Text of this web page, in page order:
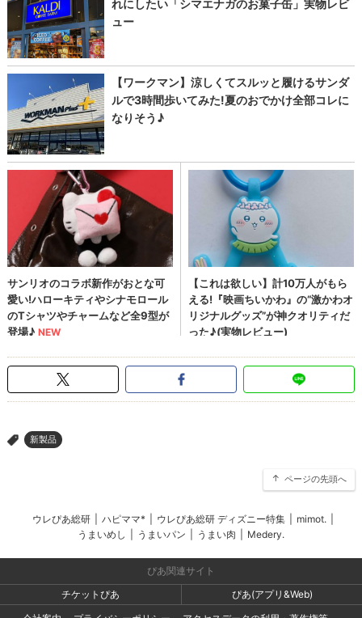
> 新製品
ページの先頭へ
ウレぴあ総研 ハピママ* ウレぴあ総研 ディズニー特集 mimot.
うまいめし
うまいパン うまい肉 Medery.
ぴあ関連サイト
チケットぴあ
ぴあ(アプリ&Web)